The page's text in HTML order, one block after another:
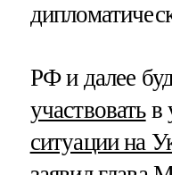
РФ и далее
участвоватьв
ситуации на